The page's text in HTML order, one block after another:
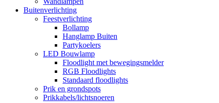
Buitenverlichting
Feestverlichting
Bollamp
Hanglamp Buiten
Partykoelers
LED Bouwlamp
Floodlight met bewegingsmelder
RGB Floodlights
Standaard floodlights
Prik en grondspots
Prikkabels/lichtsnoeren